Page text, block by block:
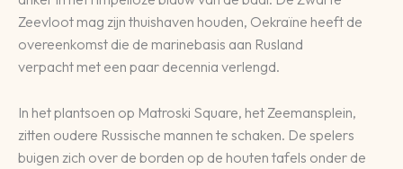
Zeevloot mag zijn thuishaven houden, Oekraïne heeft de
overeenkomst die de marinebasis aan Rusland
verpacht met een paar decennia verlengd.
In het plantsoen op Matroski Square, het Zeemansplein,
zitten oudere Russische mannen te schaken. De spelers
buigen zich over de borden op de houten tafels onder de